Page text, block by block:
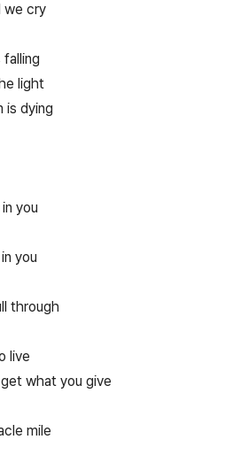
we cry
light
is dying
you
you
through
live
what you give
mile